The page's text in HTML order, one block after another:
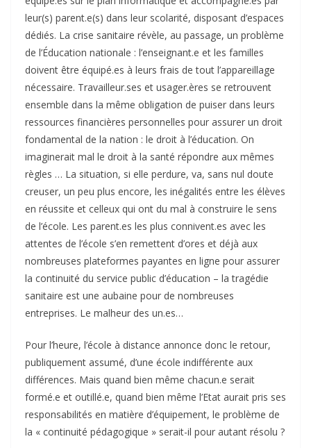
leur(s) parent.e(s) dans leur scolarité, disposant d’espaces
dédiés. La crise sanitaire révèle, au passage, un problème
de l’Éducation nationale : l’enseignant.e et les familles
doivent être équipé.es à leurs frais de tout l’appareillage
nécessaire. Travailleur.ses et usager.ères se retrouvent
ensemble dans la même obligation de puiser dans leurs
ressources financières personnelles pour assurer un droit
fondamental de la nation : le droit à l’éducation. On
imaginerait mal le droit à la santé répondre aux mêmes
règles … La situation, si elle perdure, va, sans nul doute
creuser, un peu plus encore, les inégalités entre les élèves
en réussite et celleux qui ont du mal à construire le sens
de l’école. Les parent.es les plus connivent.es avec les
attentes de l’école s’en remettent d’ores et déjà aux
nombreuses plateformes payantes en ligne pour assurer
la continuité du service public d’éducation – la tragédie
sanitaire est une aubaine pour de nombreuses
entreprises. Le malheur des un.es…
Pour l’heure, l’école à distance annonce donc le retour,
publiquement assumé, d’une école indifférente aux
différences. Mais quand bien même chacun.e serait
formé.e et outillé.e, quand bien même l’Etat aurait pris ses
responsabilités en matière d’équipement, le problème de
la « continuité pédagogique » serait-il pour autant résolu ?